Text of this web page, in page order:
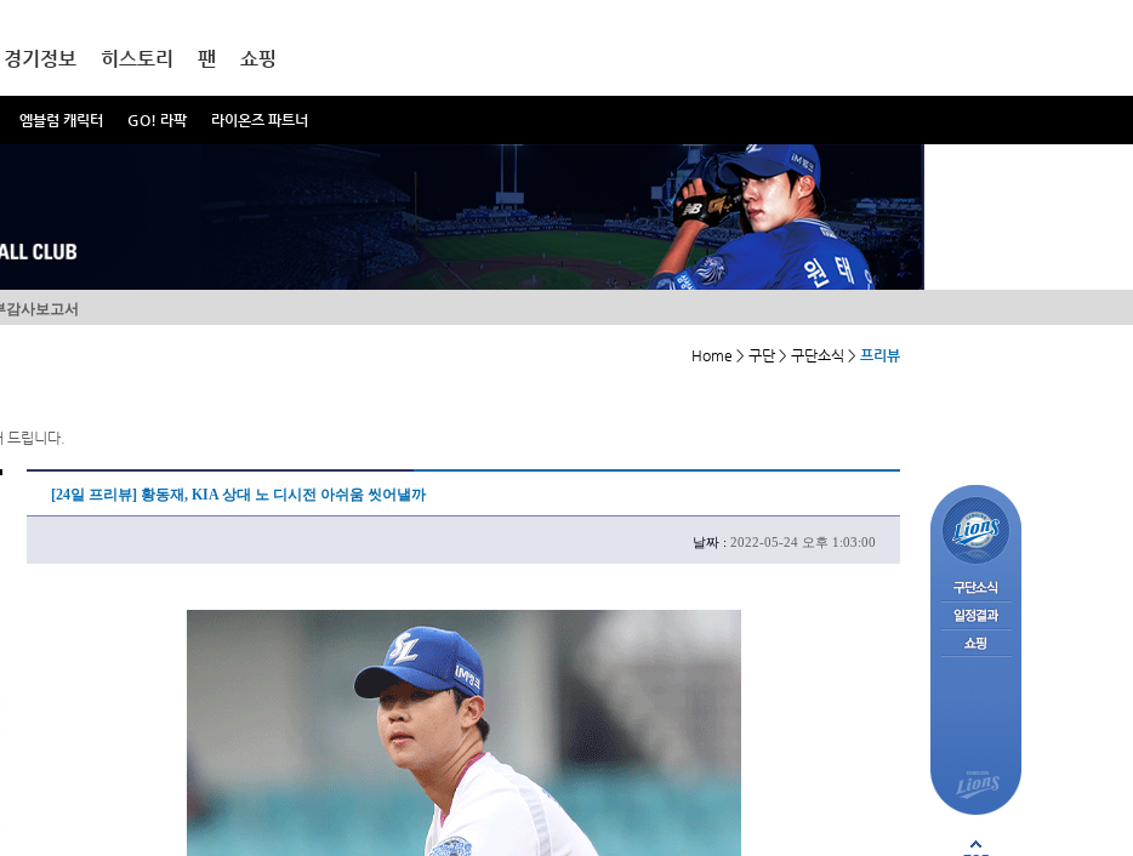
엠블럼 캐릭터 GO! 라팍 라이온즈 파트너
경기정보 히스토리 팬 쇼핑
감사보고서
Home > 구단 > 구단소식 > 프리뷰
드립니다.
[24일 프리뷰] 황동재, KIA 상대 노 디시전 아쉬움 씻어낼까
날짜 : 2022-05-24 오후 1:03:00